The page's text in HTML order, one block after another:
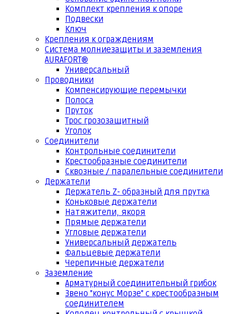
Комплект крепления к опоре
Подвески
Ключ
Крепления к ограждениям
Система молниезащиты и заземления
AURAFORT®
Универсальный
Проводники
Компенсирующие перемычки
Полоса
Пруток
Трос грозозащитный
Уголок
Соединители
Контрольные соединители
Крестообразные соединители
Сквозные / паралельные соединители
Держатели
Держатель Z- образный для прутка
Коньковые держатели
Натяжители, якоря
Прямые держатели
Угловые держатели
Универсальный держатель
Фальцевые держатели
Черепичные держатели
Заземление
Арматурный соединительный грибок
Звено "конус Морзе" с крестообразным
соединителем